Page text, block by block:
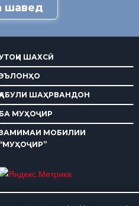
шавед
ШАХСӢ
ШАҲРВАНДОН
БА МУҲОҶИР
МОБИЛИИ
“МУҲОҶИР”